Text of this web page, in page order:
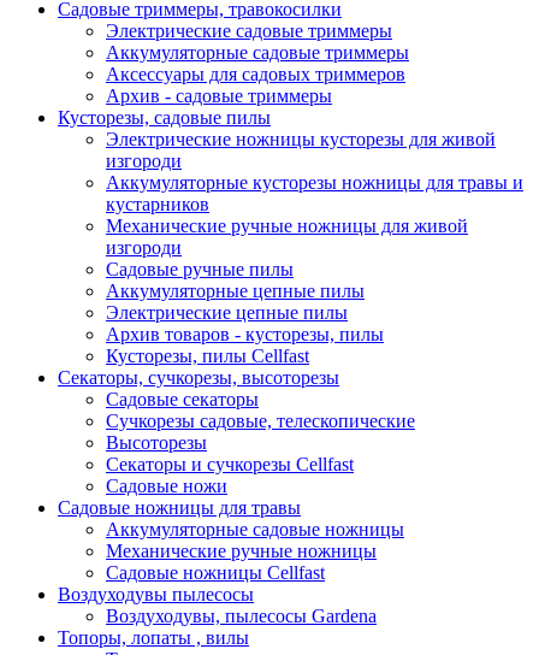
Садовые триммеры, травокосилки
Электрические садовые триммеры
Аккумуляторные садовые триммеры
Аксессуары для садовых триммеров
Архив - садовые триммеры
Кусторезы, садовые пилы
Электрические ножницы кусторезы для живой
изгороди
Аккумуляторные кусторезы ножницы для травы и
кустарников
Механические ручные ножницы для живой
изгороди
Садовые ручные пилы
Аккумуляторные цепные пилы
Электрические цепные пилы
Архив товаров - кусторезы, пилы
Кусторезы, пилы Cellfast
Секаторы, сучкорезы, высоторезы
Садовые секаторы
Сучкорезы садовые, телескопические
Высоторезы
Секаторы и сучкорезы Cellfast
Садовые ножи
Садовые ножницы для травы
Аккумуляторные садовые ножницы
Механические ручные ножницы
Садовые ножницы Cellfast
Воздуходувы пылесосы
Воздуходувы, пылесосы Gardena
Топоры, лопаты , вилы